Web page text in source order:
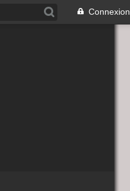
Connexion